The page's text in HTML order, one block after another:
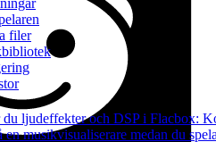
filer
du ljudeffekter och DSP i Flacbox:
en musikvisualiserare medan du